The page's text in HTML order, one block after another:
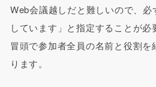
Web会議越しだと難しいので、
しています」と指定することが必
冒頭で参加者全員の名前と役割
ります。